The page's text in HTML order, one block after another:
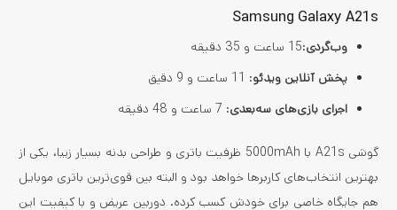
Samsung Galaxy A21s
وب‌گردی:15 ساعت و 35 دقیقه
پخش آنلاین ویدئو: 11 ساعت و 9 دقیق
اجرای بازی‌های سه‌بعدی: 7 ساعت و 48 دقیقه
گوشی A21s با 5000mAh ظرفیت باتری و طراحی بدنه بسیار زیبا، یکی از
بهترین انتخاب‌های کاربرها خواهد بود و البته بین قوی‌ترین باتری موبایل
هم جایگاه خاصی برای خودش کسب کرده. دوربین عریض و با کیفیت این